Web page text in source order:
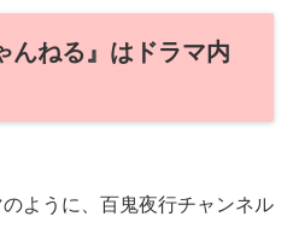
んねる』はドラマ内
ように、百鬼夜行チャンネル